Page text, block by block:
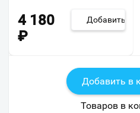
4 180
₽
Добавить
Добавить в
Товаров в